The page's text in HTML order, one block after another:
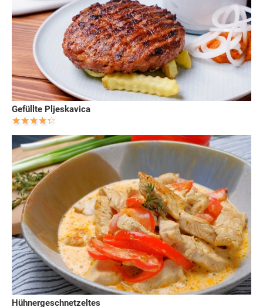
Gefüllte Pljeskavica
Hühnergeschnetzeltes